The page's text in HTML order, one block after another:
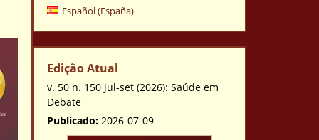
Español (España)
Edição Atual
v. 50 n. 150 jul-set (2026): Saúde em
Debate
Publicado: 2026-07-09